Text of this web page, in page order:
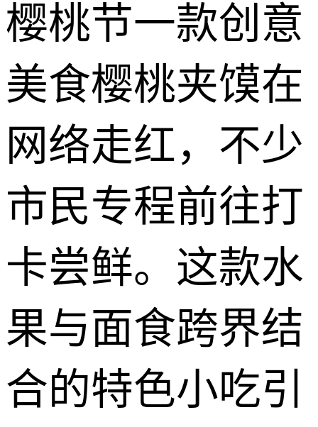
樱桃节一款创意
美食樱桃夹馍在
网络走红，不少
市民专程前往打
卡尝鲜。这款水
果与面食跨界结
合的特色小吃引